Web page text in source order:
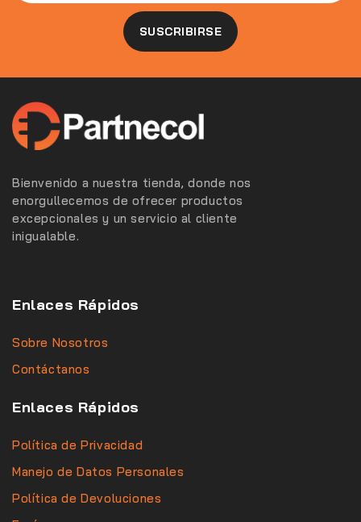
Bienvenido a nuestra tienda, donde nos
enorgullecemos de ofrecer productos
excepcionales y un servicio al cliente
inigualable.
Enlaces Rápidos
Sobre Nosotros
Contáctanos
Enlaces Rápidos
Política de Privacidad
Manejo de Datos Personales
Política de Devoluciones